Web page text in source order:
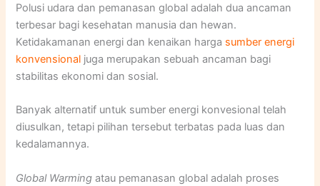
Polusi udara dan pemanasan global adalah dua ancaman
terbesar bagi kesehatan manusia dan hewan.
Ketidakamanan energi dan kenaikan harga sumber energi
konvensional juga merupakan sebuah ancaman bagi
stabilitas ekonomi dan sosial.
Banyak alternatif untuk sumber energi konvesional telah
diusulkan, tetapi pilihan tersebut terbatas pada luas dan
kedalamannya.
Global Warmingatau pemanasan global adalah proses